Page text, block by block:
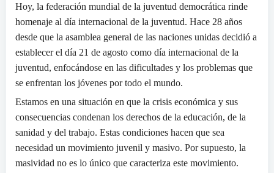
Hoy, la federación mundial de la juventud democrática rinde
homenaje al día internacional de la juventud. Hace 28 años
desde que la asamblea general de las naciones unidas decidió a
establecer el día 21 de agosto como día internacional de la
juventud, enfocándose en las dificultades y los problemas que
se enfrentan los jóvenes por todo el mundo.
Estamos en una situación en que la crisis económica y sus
consecuencias condenan los derechos de la educación, de la
sanidad y del trabajo. Estas condiciones hacen que sea
necesidad un movimiento juvenil y masivo. Por supuesto, la
masividad no es lo único que caracteriza este movimiento.